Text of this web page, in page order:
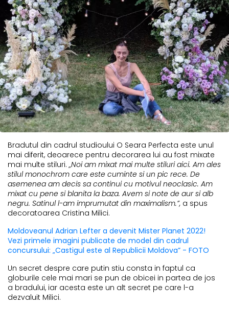
Bradutul din cadrul studioului O Seara Perfecta este unul
mai diferit, deoarece pentru decorarea lui au fost mixate
mai multe stiluri. „Noi am mixat mai multe stiluri aici. Am ales
stilul monochrom care este cuminte si un pic rece. De
asemenea am decis sa continui cu motivul neoclasic. Am
mixat cu pene si blanita la baza. Avem si note de aur si alb
negru. Satinul l-am imprumutat din maximalism.”, a spus
decoratoarea Cristina Milici.
Moldoveanul Adrian Lefter a devenit Mister Planet 2022!
Vezi primele imagini publicate de model din cadrul
concursului: „Castigul este al Republicii Moldova” - FOTO
Un secret despre care putin stiu consta in faptul ca
globurile cele mai mari se pun de obicei in partea de jos
a bradului, iar acesta este un alt secret pe care l-a
dezvaluit Milici.